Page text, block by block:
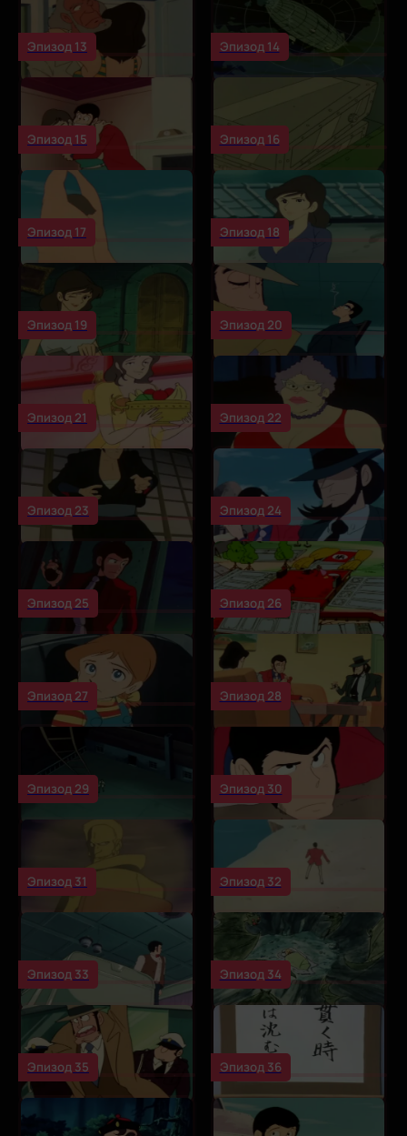
Эпизод 13 Эпизод 14
Эпизод 15 Эпизод 16
Эпизод 17 Эпизод 18
Эпизод 19 Эпизод 20
Эпизод 21 Эпизод 22
Эпизод 23 Эпизод 24
Эпизод 25 Эпизод 26
Эпизод 27 Эпизод 28
Эпизод 29 Эпизод 30
Эпизод 31 Эпизод 32
Эпизод 33 Эпизод 34
Эпизод 35 Эпизод 36